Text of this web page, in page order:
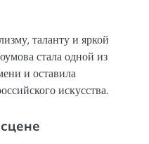
таланту и яркой
стала одной из
и оставила
искусства.